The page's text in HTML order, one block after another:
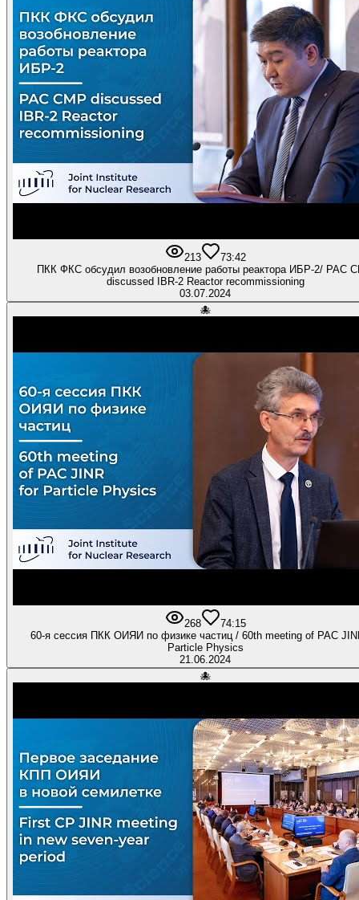
213 73:42
ПКК ФКС обсудил возобновление работы реактора ИБР-2/ PAC
discussed IBR-2 Reactor recommissioning
03.07.2024
🐙
268 74:15
60-я сессия ПКК ОИЯИ по физике частиц / 60th meeting of PAC JINR for
Particle Physics
21.06.2024
🐙